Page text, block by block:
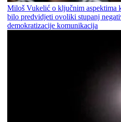
Miloš Vukelić o ključnim aspektima
bilo predvidjeti ovoliki stupanj
demokratizacije komunikacija